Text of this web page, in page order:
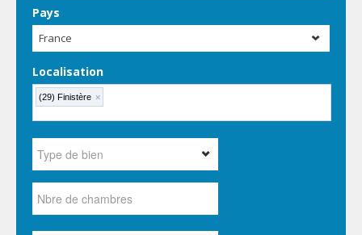
Pays
France
Localisation
(29) Finistère ×